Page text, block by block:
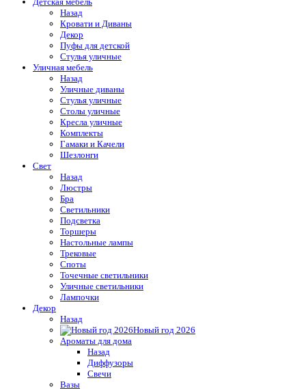
Назад
Кровати и Диваны
Декор
Пуфы для детской
Стулья уличные
Уличная мебель
Назад
Уличные диваны
Стулья уличные
Столы уличные
Кресла уличные
Комплекты
Гамаки и Качели
Шезлонги
Свет
Назад
Люстры
Бра
Светильники
Подсветка
Торшеры
Настольные лампы
Трековые
Споты
Точечные светильники
Уличные светильники
Лампочки
Декор
Назад
Новый год 2026
Ароматы для дома
Назад
Диффузоры
Свечи
Вазы